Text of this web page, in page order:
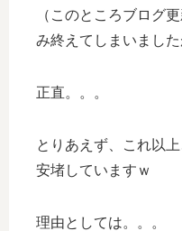
（このところブログ
み終えてしまいました
正直。。。
とりあえず、これ以
安堵していますｗ
理由としては。。。